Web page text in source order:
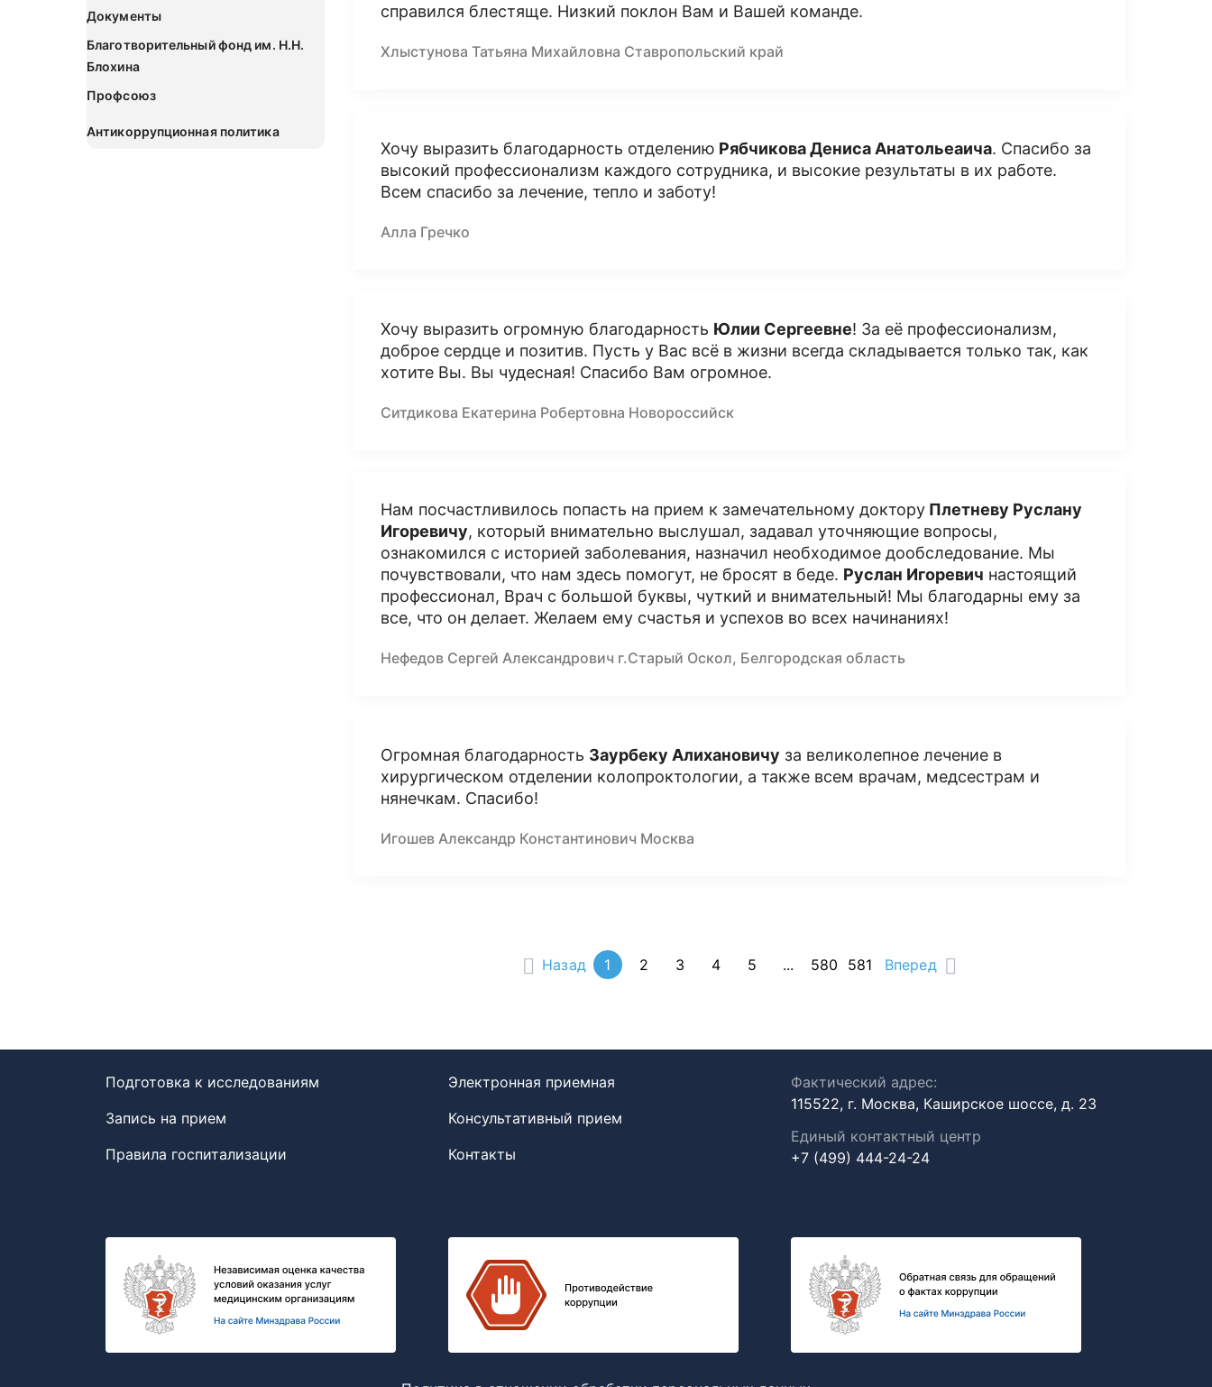
Документы
Благотворительный фонд им. Н.Н.
Блохина
Профсоюз
Антикоррупционная политика
справился блестяще. Низкий поклон Вам и Вашей команде.
Хлыстунова Татьяна Михайловна Ставропольский край
Хочу выразить благодарность отделению Рябчикова Дениса Анатольеаича. Спасибо за
высокий профессионализм каждого сотрудника, и высокие результаты в их работе.
Всем спасибо за лечение, тепло и заботу!
Алла Гречко
Хочу выразить огромную благодарность Юлии Сергеевне! За её профессионализм,
доброе сердце и позитив. Пусть у Вас всё в жизни всегда складывается только так, как
хотите Вы. Вы чудесная! Спасибо Вам огромное.
Ситдикова Екатерина Робертовна Новороссийск
Нам посчастливилось попасть на прием к замечательному докторуПлетневу Руслану
Игоревичу, который внимательно выслушал, задавал уточняющие вопросы,
ознакомился с историей заболевания, назначил необходимое дообследование. Мы
почувствовали, что нам здесь помогут, не бросят в беде. Руслан Игоревич настоящий
профессионал, Врач с большой буквы, чуткий и внимательный! Мы благодарны ему за
все, что он делает. Желаем ему счастья и успехов во всех начинаниях!
Нефедов Сергей Александрович г.Старый Оскол, Белгородская область
Огромная благодарность Заурбеку Алихановичу за великолепное лечение в
хирургическом отделении колопроктологии, а также всем врачам, медсестрам и
нянечкам. Спасибо!
Игошев Александр Константинович Москва
Назад 1 2 3 4 5 ... 580 581 Вперед
Подготовка к исследованиям
Запись на прием
Правила госпитализации
Электронная приемная
Консультативный прием
Контакты
Фактический адрес:
115522, г. Москва, Каширское шоссе, д. 23
Единый контактный центр
+7 (499) 444-24-24